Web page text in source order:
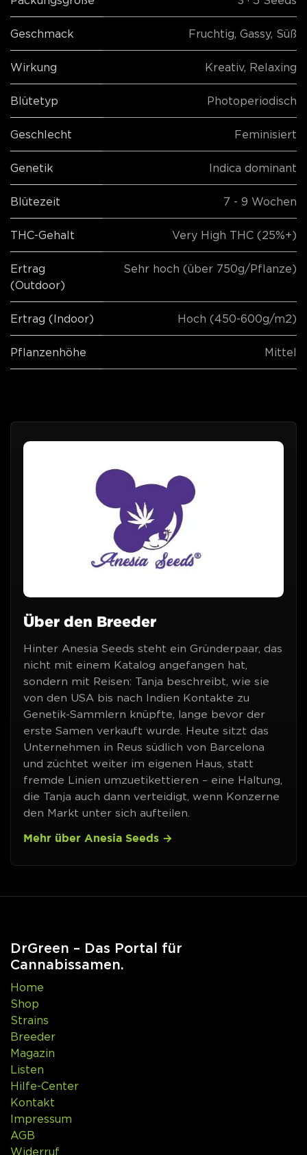
Geschmack Fruchtig, Gassy, Süß
Wirkung Kreativ, Relaxing
Blütetyp Photoperiodisch
Geschlecht Feminisiert
Genetik Indica dominant
Blütezeit 7 - 9 Wochen
THC-Gehalt Very High THC (25%+)
Ertrag
(Outdoor)
Sehr hoch (über 750g/Pflanze)
Ertrag (Indoor) Hoch (450-600g/m2)
Pflanzenhöhe Mittel
Über den Breeder
Hinter Anesia Seeds steht ein Gründerpaar, das
nicht mit einem Katalog angefangen hat,
sondern mit Reisen: Tanja beschreibt, wie sie
von den USA bis nach Indien Kontakte zu
Genetik-Sammlern knüpfte, lange bevor der
erste Samen verkauft wurde. Heute sitzt das
Unternehmen in Reus südlich von Barcelona
und züchtet weiter im eigenen Haus, statt
fremde Linien umzuetikettieren – eine Haltung,
die Tanja auch dann verteidigt, wenn Konzerne
den Markt unter sich aufteilen.
Mehr über Anesia Seeds
DrGreen – Das Portal für
Cannabissamen.
Home
Shop
Strains
Breeder
Magazin
Listen
Hilfe-Center
Kontakt
Impressum
AGB
Widerruf